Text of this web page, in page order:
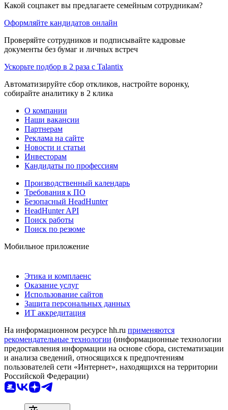
Какой соцпакет вы предлагаете семейным сотрудникам?
Оформляйте кандидатов онлайн
Проверяйте сотрудников и подписывайте кадровые
документы без бумаг и личных встреч
Ускорьте подбор в 2 раза с Talantix
Автоматизируйте сбор откликов, настройте воронку,
собирайте аналитику в 2 клика
О компании
Наши вакансии
Партнерам
Реклама на сайте
Новости и статьи
Инвесторам
Кандидаты по профессиям
Производственный календарь
Требования к ПО
Безопасный HeadHunter
HeadHunter API
Поиск работы
Поиск по резюме
Мобильное приложение
Этика и комплаенс
Оказание услуг
Использование сайтов
Защита персональных данных
ИТ аккредитация
На информационном ресурсе hh.ru применяются
рекомендательные технологии (информационные технологии
предоставления информации на основе сбора, систематизации
и анализа сведений, относящихся к предпочтениям
пользователей сети «Интернет», находящихся на территории
Российской Федерации)